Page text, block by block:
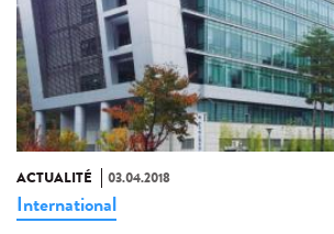
ACTUALITÉ 03.04.2018
International